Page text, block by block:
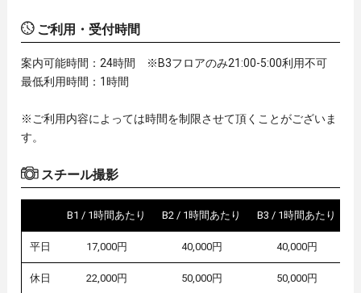
ご利用・受付時間
案内可能時間：24時間 ※B3フロアのみ21:00-5:00利用不可
最低利用時間：1時間
※ご利用内容によっては時間を制限させて頂くことがございま
す。
スチール撮影
B1 / 1時間あたり B2 / 1時間あたり B3 / 1時間あたり
平日 17,000円 40,000円 40,000円
休日 22,000円 50,000円 50,000円